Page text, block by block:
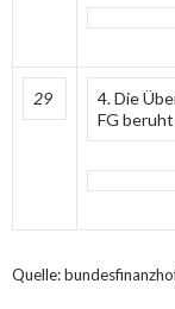
29
4. Die
FG
Quelle: